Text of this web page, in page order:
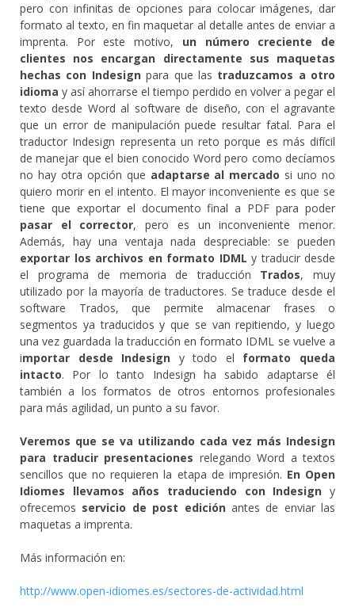
pero con infinitas de opciones para colocar imágenes, dar
formato al texto, en fin maquetar al detalle antes de enviar a
imprenta. Por este motivo, un número creciente de
clientes nos encargan directamente sus maquetas
hechas con Indesignpara que las traduzcamos a otro
idioma y así ahorrarse el tiempo perdido en volver a pegar el
texto desde Word al software de diseño, con el agravante
que un error de manipulación puede resultar fatal. Para el
traductor Indesign representa un reto porque es más difícil
de manejar que el bien conocido Word pero como decíamos
no hay otra opción que adaptarse al mercado si uno no
quiero morir en el intento. El mayor inconveniente es que se
tiene que exportar el documento final a PDF para poder
pasar el corrector, pero es un inconveniente menor.
Además, hay una ventaja nada despreciable: se pueden
exportar los archivos en formato IDML y traducir desde
el programa de memoria de traducción Trados, muy
utilizado por la mayoría de traductores. Se traduce desde el
software Trados, que permite almacenar frases o
segmentos ya traducidos y que se van repitiendo, y luego
una vez guardada la traducción en formato IDML se vuelve a
importar desde Indesign y todo el formato queda
intacto. Por lo tanto Indesign ha sabido adaptarse él
también a los formatos de otros entornos profesionales
para más agilidad, un punto a su favor.
Veremos que se va utilizando cada vez más Indesign
para traducir presentaciones relegando Word a textos
sencillos que no requieren la etapa de impresión. En Open
Idiomes llevamos años traduciendo con Indesign y
ofrecemos servicio de post ediciónantes de enviar las
maquetas a imprenta.
Más información en:
http://www.open-idiomes.es/sectores-de-actividad.html